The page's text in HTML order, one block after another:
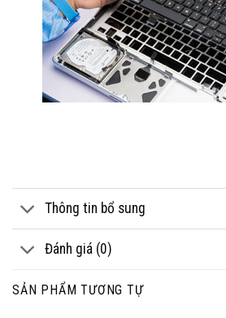
Thông tin bổ sung
Đánh giá (0)
SẢN PHẨM TƯƠNG TỰ